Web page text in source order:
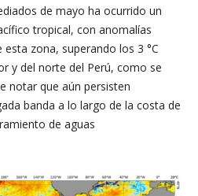
de mayo ha ocurrido un
tropical, con anomalías
esta zona, superando los 3 °C
y del norte del Perú, como se
notar que aún persisten
banda a lo largo de la costa de
de aguas